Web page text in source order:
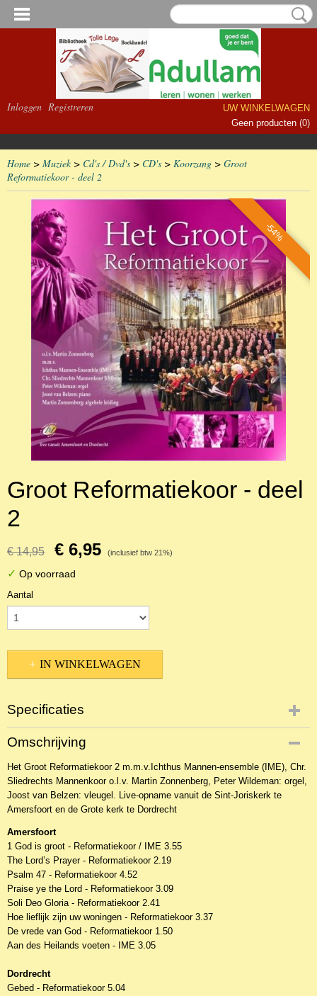
Inloggen Registreren
UW WINKELWAGEN
Geen producten (0)
Home > Muziek> Cd's / Dvd's > CD's > Koorzang > Groot
Reformatiekoor - deel 2
-54%
Groot Reformatiekoor - deel
2
€ 14,95 € 6,95 (inclusief btw 21%)
✓ Op voorraad
Aantal
IN WINKELWAGEN
Specificaties
Productcode
NCDKoa-19204
EAN code
8713986992215
Productcode leverancier
Interclassic Music
Omschrijving
Het Groot Reformatiekoor 2 m.m.v.Ichthus Mannen-ensemble (IME), Chr.
Sliedrechts Mannenkoor o.l.v. Martin Zonnenberg, Peter Wildeman: orgel,
Joost van Belzen: vleugel. Live-opname vanuit de Sint-Joriskerk te
Amersfoort en de Grote kerk te Dordrecht
Amersfoort
1 God is groot - Reformatiekoor / IME 3.55
The Lord’s Prayer - Reformatiekoor 2.19
Psalm 47 - Reformatiekoor 4.52
Praise ye the Lord - Reformatiekoor 3.09
Soli Deo Gloria - Reformatiekoor 2.41
Hoe lieflijk zijn uw woningen - Reformatiekoor 3.37
De vrede van God - Reformatiekoor 1.50
Aan des Heilands voeten - IME 3.05
Dordrecht
Gebed - Reformatiekoor 5.04